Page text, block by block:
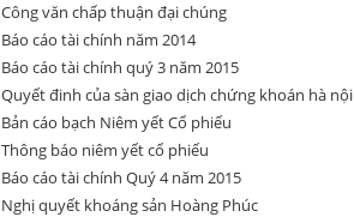
Công văn chấp thuận đại chúng
Báo cáo tài chính năm 2014
Báo cáo tài chính quý 3 năm 2015
Quyết đinh của sàn giao dịch chứng khoán hà nội
Bản cáo bạch Niêm yết Cổ phiếu
Thông báo niêm yết cổ phiếu
Báo cáo tài chính Quý 4 năm 2015
Nghị quyết khoáng sản Hoàng Phúc